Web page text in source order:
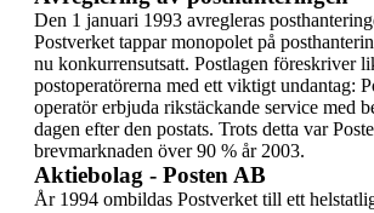
Den 1 januari 1993 avregleras
Postverket tappar monopolet på
nu konkurrensutsatt. Postlagen föreskriver
postoperatörerna med ett viktigt undantag:
operatör erbjuda rikstäckande service med
dagen efter den postats. Trots detta var
brevmarknaden över 90 % år 2003.
Aktiebolag - Posten AB
År 1994 ombildas Postverket till ett